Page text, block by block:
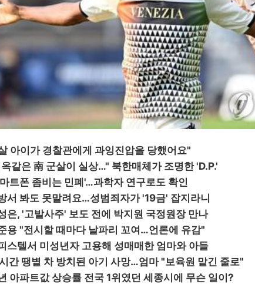
아이가 경찰관에게 과잉진압을 당했어요"
같은 南 군살이 실상…" 북한매체가 조명한 'D.P.'
트폰 좀비는 민폐'…과학자 연구로도 확인
서 봐도 못말려요…성범죄자가 '19금' 잡지라니
은, '고발사주' 보도 전에 박지원 국정원장 만나
용 "전시할 때마다 날파리 꼬여…언론에 유감"
스텔서 미성년자 고용해 성매매한 엄마와 아들
간 땡볕 차 방치된 아기 사망…엄마 "보육원 맡긴 줄로"
아파트값 상승률 전국 1위였던 세종시에 무슨 일이?